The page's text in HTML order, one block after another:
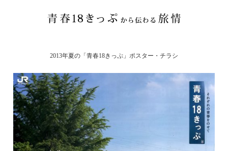
2013年夏の「青春18きっぷ」ポスター・チラシ